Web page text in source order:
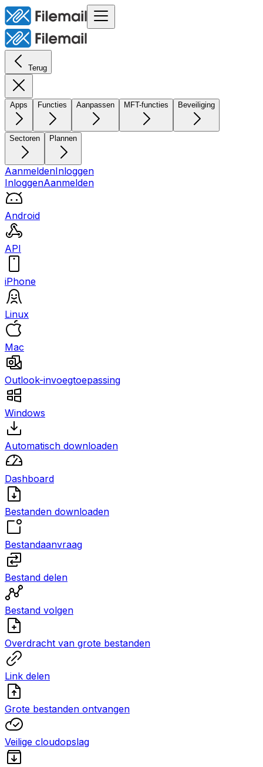
Terug
Apps Functies Aanpassen MFT-functies Beveiliging
Sectoren Plannen
AanmeldenInloggen
InloggenAanmelden
Android
API
iPhone
Linux
Mac
Outlook-invoegtoepassing
Windows
Automatisch downloaden
Dashboard
Bestanden downloaden
Bestandaanvraag
Bestand delen
Bestand volgen
Overdracht van grote bestanden
Link delen
Grote bestanden ontvangen
Veilige cloudopslag